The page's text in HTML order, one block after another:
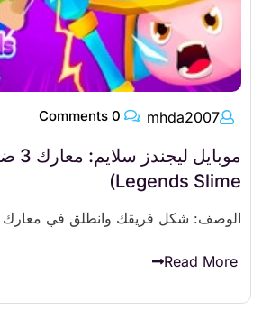
mhda2007
Legends Slime)
الوصف: شكل فريقك وانطلق في معارك 3 ضد 3 سريعة…
Read More